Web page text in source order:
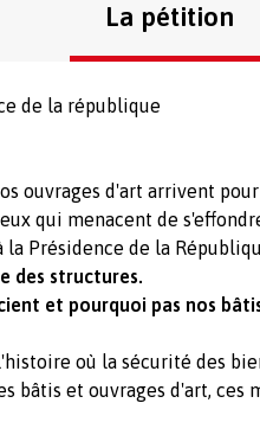
La pétition
de la république
ouvrages d'art arrivent
qui menacent de
la Présidence de la
des structures.
et pourquoi pas nos
où la sécurité des
bâtis et ouvrages d'art,